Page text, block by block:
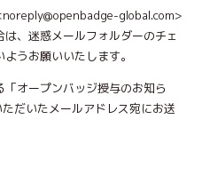
global.com>
、迷惑メールフォルダーのチェ
うお願いいたします。
オープンバッジ授与のお知ら
だいたメールアドレス宛にお送